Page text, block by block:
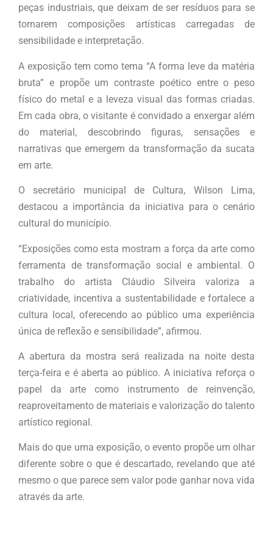
peças industriais, que deixam de ser resíduos para se
tornarem composições artísticas carregadas de
sensibilidade e interpretação.
A exposição tem como tema “A forma leve da matéria
bruta” e propõe um contraste poético entre o peso
físico do metal e a leveza visual das formas criadas.
Em cada obra, o visitante é convidado a enxergar além
do material, descobrindo figuras, sensações e
narrativas que emergem da transformação da sucata
em arte.
O secretário municipal de Cultura, Wilson Lima,
destacou a importância da iniciativa para o cenário
cultural do município.
“Exposições como esta mostram a força da arte como
ferramenta de transformação social e ambiental. O
trabalho do artista Cláudio Silveira valoriza a
criatividade, incentiva a sustentabilidade e fortalece a
cultura local, oferecendo ao público uma experiência
única de reflexão e sensibilidade”, afirmou.
A abertura da mostra será realizada na noite desta
terça-feira e é aberta ao público. A iniciativa reforça o
papel da arte como instrumento de reinvenção,
reaproveitamento de materiais e valorização do talento
artístico regional.
Mais do que uma exposição, o evento propõe um olhar
diferente sobre o que é descartado, revelando que até
mesmo o que parece sem valor pode ganhar nova vida
através da arte.